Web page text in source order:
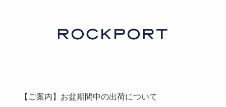
【ご案内】お盆期間中の出荷について